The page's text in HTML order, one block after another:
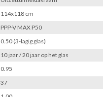
114x118 cm
PPP-V MAX P50
0.50 (3-lagig glas)
10 jaar / 20 jaar op het glas
0.95
37